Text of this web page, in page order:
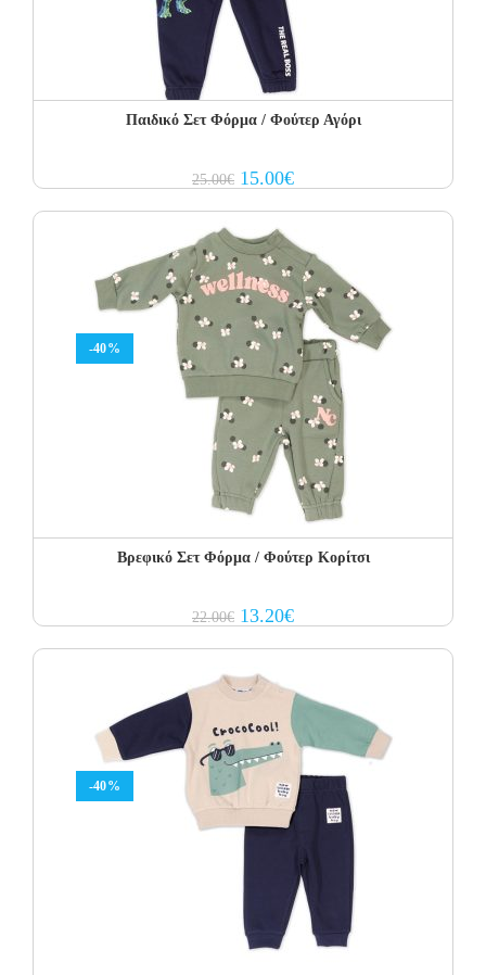
Παιδικό Σετ Φόρμα / Φούτερ Αγόρι
25.00€ Original
price
15.00€Current
price
-40%
Βρεφικό Σετ Φόρμα / Φούτερ Κορίτσι
22.00€ Original
price
13.20€Current
price
-40%